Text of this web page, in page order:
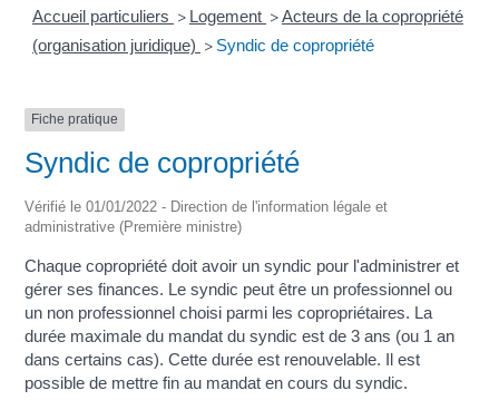
Accueil particuliers > Logement >Acteurs de la copropriété
(organisation juridique) > Syndic de copropriété
Fiche pratique
Syndic de copropriété
Vérifié le 01/01/2022 - Direction de l'information légale et
administrative (Première ministre)
Chaque copropriété doit avoir un syndic pour l'administrer et
gérer ses finances. Le syndic peut être un professionnel ou
un non professionnel choisi parmi les copropriétaires. La
durée maximale du mandat du syndic est de 3 ans (ou 1 an
dans certains cas). Cette durée est renouvelable. Il est
possible de mettre fin au mandat en cours du syndic.